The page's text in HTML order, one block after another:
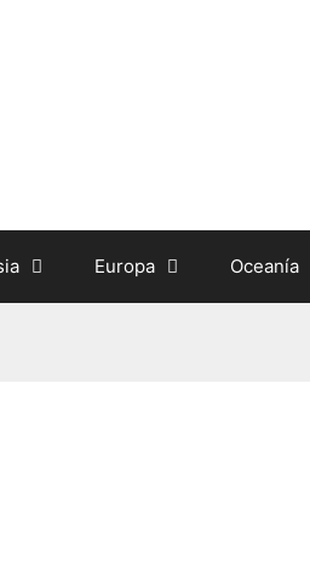
Europa Oceanía